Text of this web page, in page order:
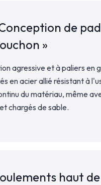
de
»
agressive et à paliers en
en acier allié résistant à
du matériau, même
chargés de sable.
haut